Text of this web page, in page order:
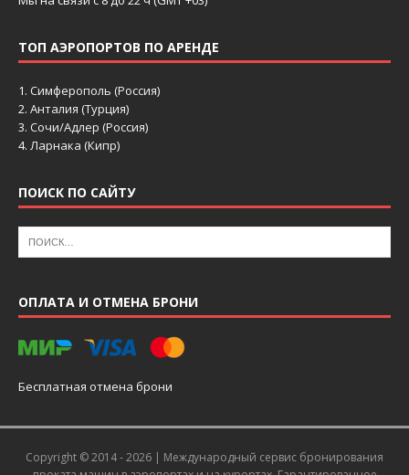
ТОП АЭРОПОРТОВ ПО АРЕНДЕ
1. Симферополь (Россия)
2. Анталия (Турция)
3. Сочи/Адлер (Россия)
4. Ларнака (Кипр)
ПОИСК ПО САЙТУ
ОПЛАТА И ОТМЕНА БРОНИ
Бесплатная отмена брони
Copyright © 2014 - 2026 | Международный сервис бронирования